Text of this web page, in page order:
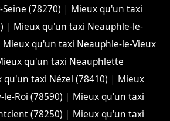
(78270) | Mieux qu'un taxi
| Mieux qu'un taxi Neauphle-le-
Mieux qu'un taxi Neauphle-le-Vieux
qu'un taxi Neauphlette
qu'un taxi Nézel (78410) | Mieux
Roi (78590) | Mieux qu'un taxi
(78250) | Mieux qu'un taxi